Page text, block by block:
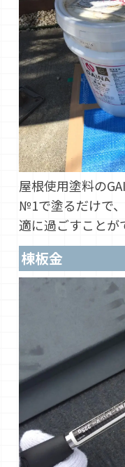
屋根使用塗料の
№1で塗るだけで
適に過ごすことが
棟板金